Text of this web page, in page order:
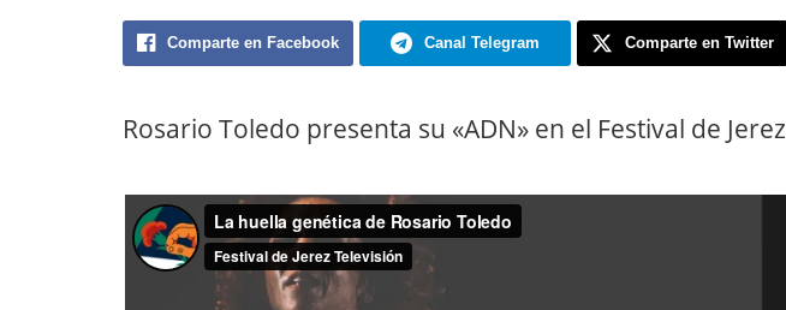
Comparte en Facebook Canal Telegram Comparte en Twitter
Rosario Toledo presenta su «ADN» en el Festival de Jerez